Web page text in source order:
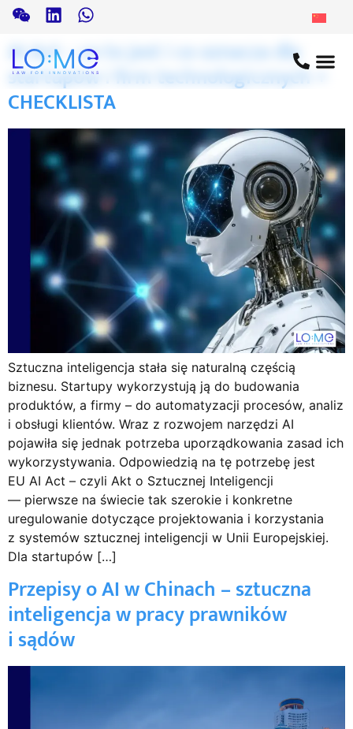
AI Act – co to jest i co oznacza dla
startupów i firm technologicznych +
CHECKLISTA
Sztuczna inteligencja stała się naturalną częścią
biznesu. Startupy wykorzystują ją do budowania
produktów, a firmy – do automatyzacji procesów, analiz
i obsługi klientów. Wraz z rozwojem narzędzi AI
pojawiła się jednak potrzeba uporządkowania zasad ich
wykorzystywania. Odpowiedzią na tę potrzebę jest
EU AI Act – czyli Akt o Sztucznej Inteligencji
— pierwsze na świecie tak szerokie i konkretne
uregulowanie dotyczące projektowania i korzystania
z systemów sztucznej inteligencji w Unii Europejskiej.
Dla startupów […]
Przepisy o AI w Chinach – sztuczna
inteligencja w pracy prawników
i sądów